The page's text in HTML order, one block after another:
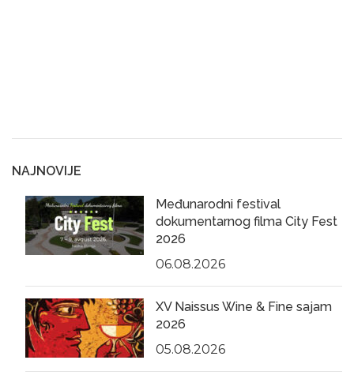
NAJNOVIJE
Međunarodni festival
dokumentarnog filma City Fest
2026
06.08.2026
XV Naissus Wine & Fine sajam
2026
05.08.2026